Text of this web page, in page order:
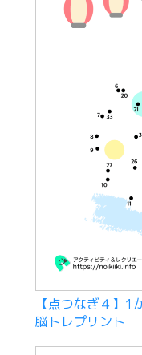
【点つなぎ４】
脳トレプリント